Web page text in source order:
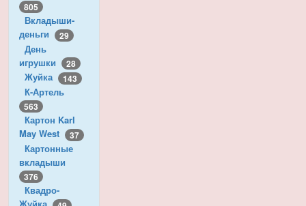
805
Вкладыши-
деньги
29
День
игрушки
28
Жуйка 143
К-Артель
563
Картон Karl
May West
37
Картонные
вкладыши
376
Квадро-